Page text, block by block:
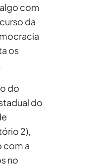
com
da
os
do
do
2),
com a
no